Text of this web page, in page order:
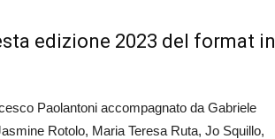
edizione 2023 del format in
Paolantoni accompagnato da Gabriele
Rotolo, Maria Teresa Ruta, Jo Squillo,